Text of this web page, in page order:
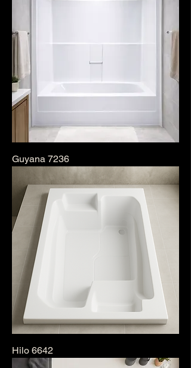
Guyana 7236
Hilo 6642